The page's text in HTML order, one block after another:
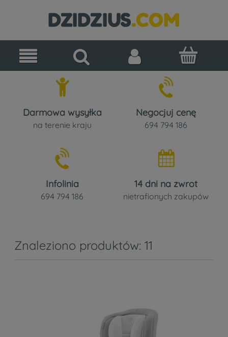
Darmowa wysyłka
na terenie kraju
Negocjuj cenę
694 794 186
Infolinia
694 794 186
14 dni na zwrot
nietrafionych zakupów
Znaleziono produktów: 11